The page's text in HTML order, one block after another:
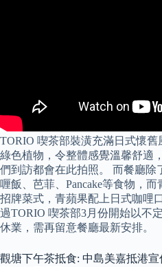
TORIO 喫茶部裝潢充滿日式懷
綠色植物，令整體感覺溫馨舒適
們到訪都會在此拍照。 而餐廳除
喱飯、芭菲、Pancake等食物，
招牌菜式，青蘋果配上日式咖哩
過TORIO 喫茶部3月份開始以不
休業，需再留意餐廳最新安排。
觀塘下午茶抵食: 中島美嘉抵港